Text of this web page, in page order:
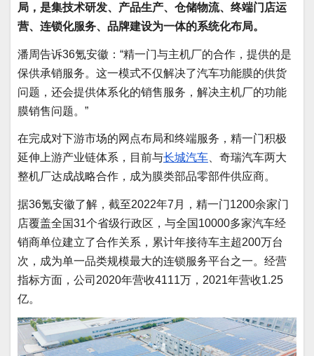
局，是集技术研发、产品生产、仓储物流、终端门店运
营、连锁化服务、品牌建设为一体的系统化布局。
潘周告诉36氪安徽：“精一门与主机厂的合作，提供的是
保供承销服务。这一模式不仅解决了汽车功能膜的供货
问题，还会提供体系化的销售服务，解决主机厂的功能
膜销售问题。”
在完成对下游市场的网点布局和终端服务，精一门积极
延伸上游产业链体系，目前与长城汽车、奇瑞汽车两大
整机厂达成战略合作，成为膜类部品零部件供应商。
据36氪安徽了解，截至2022年7月，精一门1200余家门
店覆盖全国31个省级行政区，与全国10000多家汽车经
销商单位建立了合作关系，累计年接待车主超200万台
次，成为单一品类规模最大的连锁服务平台之一。经营
指标方面，公司2020年营收4111万，2021年营收1.25
亿。